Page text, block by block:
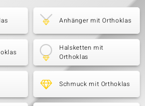
Anhänger mit Orthoklas
Halsketten mit
Orthoklas
Schmuck mit Orthoklas